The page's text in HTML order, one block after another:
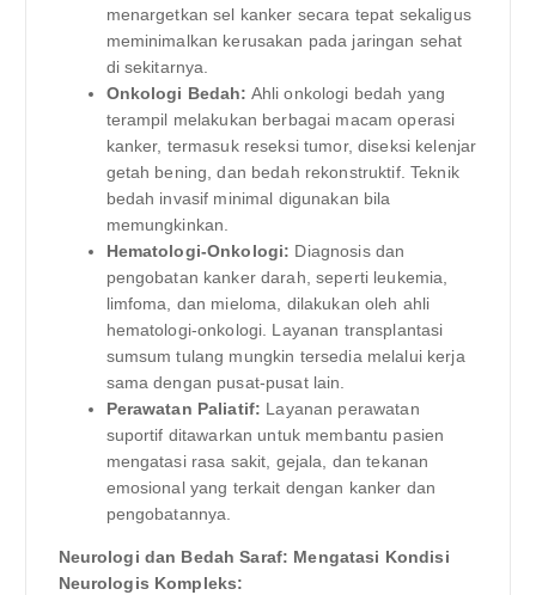
menargetkan sel kanker secara tepat sekaligus
meminimalkan kerusakan pada jaringan sehat
di sekitarnya.
Onkologi Bedah: Ahli onkologi bedah yang
terampil melakukan berbagai macam operasi
kanker, termasuk reseksi tumor, diseksi kelenjar
getah bening, dan bedah rekonstruktif. Teknik
bedah invasif minimal digunakan bila
memungkinkan.
Hematologi-Onkologi: Diagnosis dan
pengobatan kanker darah, seperti leukemia,
limfoma, dan mieloma, dilakukan oleh ahli
hematologi-onkologi. Layanan transplantasi
sumsum tulang mungkin tersedia melalui kerja
sama dengan pusat-pusat lain.
Perawatan Paliatif: Layanan perawatan
suportif ditawarkan untuk membantu pasien
mengatasi rasa sakit, gejala, dan tekanan
emosional yang terkait dengan kanker dan
pengobatannya.
Neurologi dan Bedah Saraf: Mengatasi Kondisi
Neurologis Kompleks: